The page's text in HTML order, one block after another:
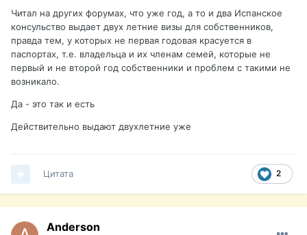
Читал на других форумах, что уже год, а то и два Испанское
консульство выдает двух летние визы для собственников,
правда тем, у которых не первая годовая красуется в
паспортах, т.е. владельца и их членам семей, которые не
первый и не второй год собственники и проблем с такими не
возникало.
Да - это так и есть
Действительно выдают двухлетние уже
2
Цитата
Anderson